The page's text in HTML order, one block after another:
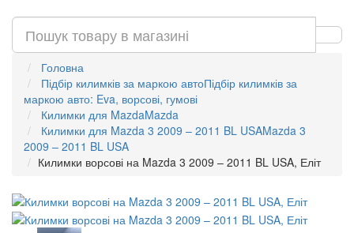
Головна
Підбір килимків за маркою автоПідбір килимків за
маркою авто: Eva, ворсові, гумові
Килимки для MazdaMazda
Килимки для Mazda 3 2009 – 2011 BL USAMazda 3
2009 – 2011 BL USA
Килимки ворсові на Mazda 3 2009 – 2011 BL USA, Еліт